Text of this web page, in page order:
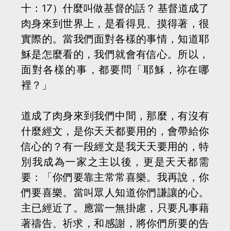
十：17）什麼叫做基督的話？ 基督道成了
肉身來到世界上，是看得見、摸得著，很
實際的。當我們面對各樣的事情，知道耶
穌是怎麼看的，我們就會有信心。所以，
面對各樣的事，都要問「耶穌，祢在哪
裡？」
道成了肉身來到我們中間，那麼，有沒有
什麼經文，是你天天都要用的，會帶給你
信心的？有一段經文是我天天要用的，特
別我成為一家之主以後，更是天天都需
要：「你們要靠主常常喜樂。我再說，你
們要喜樂。當叫眾人知道你們謙讓的心。
主已經近了。應當一無掛慮，只要凡事藉
著禱告、祈求，和感謝，將你們所要的告